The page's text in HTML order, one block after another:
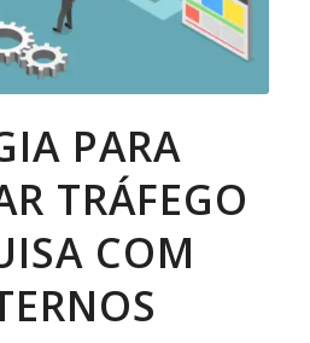
PARA
TRÁFEGO
COM